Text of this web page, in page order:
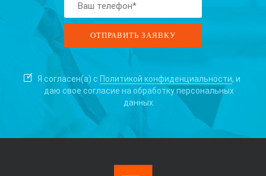
Я согласен(а) с Политикой конфиденциальности, и
даю свое согласие на обработку персональных
данных.